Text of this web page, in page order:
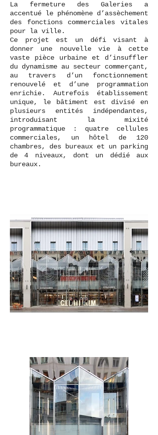
La fermeture des Galeries a
accentué le phénomène d’assèchement
des fonctions commerciales vitales
pour la ville.
Ce projet est un défi visant à
donner une nouvelle vie à cette
vaste pièce urbaine et d’insuffler
du dynamisme au secteur commerçant,
au travers d’un fonctionnement
renouvelé et d’une programmation
enrichie. Autrefois établissement
unique, le bâtiment est divisé en
plusieurs entités indépendantes,
introduisant la mixité
programmatique : quatre cellules
commerciales, un hôtel de 120
chambres, des bureaux et un parking
de 4 niveaux, dont un dédié aux
bureaux.